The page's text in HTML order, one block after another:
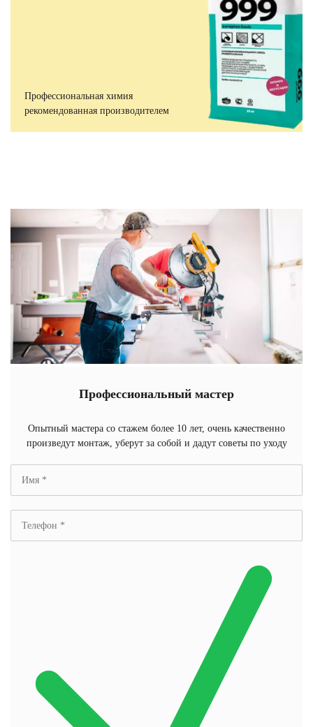
Профессиональная химия
рекомендованная производителем
Профессиональный мастер
Опытный мастера со стажем более 10 лет, очень качественно
произведут монтаж, уберут за собой и дадут советы по уходу